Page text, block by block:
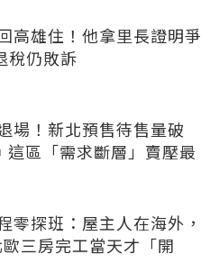
高雄住！他拿里長證明爭
稅仍敗訴
場！新北預售待售量破
這區「需求斷層」賣壓最
零探班：屋主人在海外，
三房完工當天才「開